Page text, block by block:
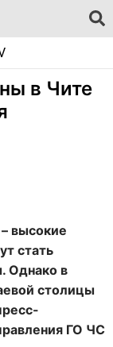
в Чите
высокие
стать
Однако в
столицы
ГО ЧС